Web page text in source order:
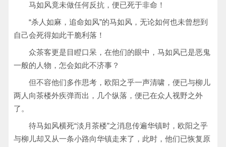
马如风竟未做任何反抗，便已死于非命！
“杀人如麻，追命如风”的马如风，无论如何也未曾想到
自己会死得如此干脆利落！
众茶客更是目瞪口呆，在他们的眼中，马如风已是恶鬼
一般的人物，怎会如此不济事？
但不容他们多作思考，欧阳之乎一声清啸，便已与柳儿
两人向茶楼外疾弹而出，几个纵落，便已在众人视野之外
了。
待马如风横死“淡月茶楼”之消息传遍华镇时，欧阳之乎
与柳儿却又从一条小路向华镇走来了，此时，他们已恢复原